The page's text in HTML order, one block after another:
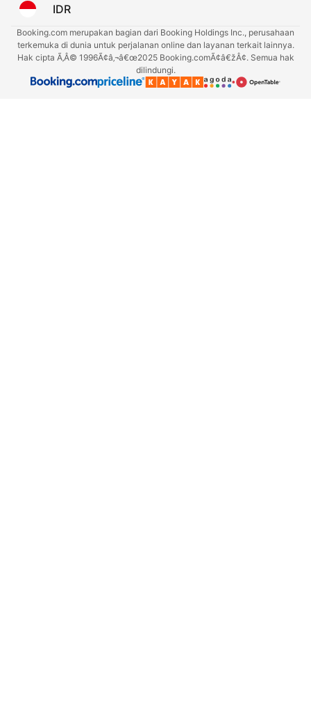
IDR
Booking.com merupakan bagian dari Booking Holdings Inc., perusahaan
terkemuka di dunia untuk perjalanan online dan layanan terkait lainnya.
Hak cipta Ã‚Â© 1996Ã¢â‚¬â€œ2025 Booking.comÃ¢â€žÂ¢. Semua hak
dilindungi.